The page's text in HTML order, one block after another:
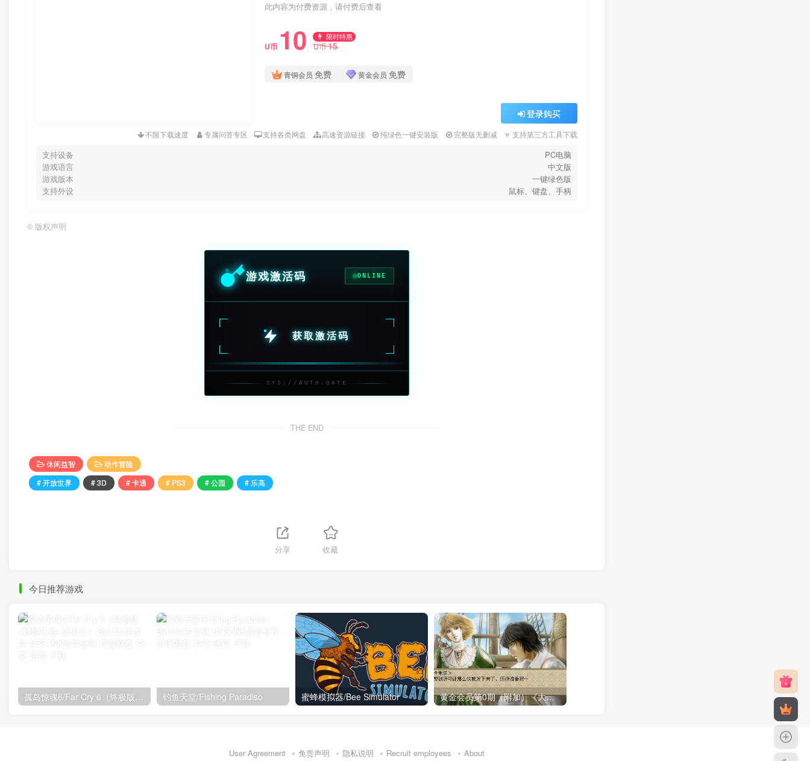
此内容为付费资源，请付费后查看
U币 10 限时特惠
U币15
青铜会员 免费 黄金会员 免费
登录购买
不限下载速度 专属问答专区 支持各类网盘 高速资源链接 纯绿色一键安装版 完整版无删减 支持第三方工具下载
支持设备
PC电脑
游戏语言
中文版
游戏版本
一键绿色版
支持外设
鼠标、键盘、手柄
© 版权声明
游戏激活码 ONLINE
获取激活码
SYS://AUTH.GATE
THE END
休闲益智
动作冒险
# 开放世界
# 3D # 卡通 # PS3 # 公园 # 乐高
分享 收藏
今日推荐游戏
孤岛惊魂6/Far Cry 6（终极版+预购礼包+全DLC） 钓鱼天堂/Fishing Paradiso 蜜蜂模拟器/Bee Simulator 黄金会员第0期（附加）《大航海时代4》威力加强典藏版/DK4PK
User Agreement 免责声明 隐私说明 Recruit employees
About